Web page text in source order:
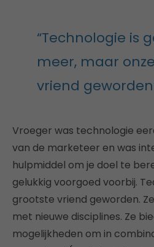
“Technologie is
meer, maar
vriend
Vroeger was technologie
van de marketeer en was
hulpmiddel om je doel te
gelukkig voorgoed voorbij.
grootste vriend geworden.
met nieuwe disciplines. Ze
mogelijkheden om in